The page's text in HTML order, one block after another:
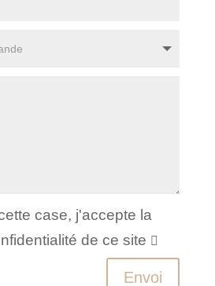
case, j'accepte la
de ce site
Envoi